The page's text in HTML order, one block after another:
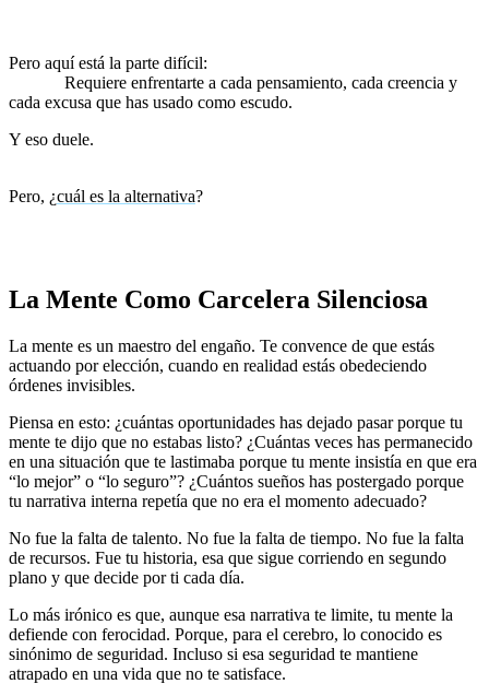
Pero aquí está la parte difícil:
Requiere enfrentarte a cada pensamiento, cada creencia y
cada excusa que has usado como escudo.
Y eso duele.
Pero, ¿cuál es la alternativa?
La Mente Como Carcelera Silenciosa
La mente es un maestro del engaño. Te convence de que estás
actuando por elección, cuando en realidad estás obedeciendo
órdenes invisibles.
Piensa en esto: ¿cuántas oportunidades has dejado pasar porque tu
mente te dijo que no estabas listo? ¿Cuántas veces has permanecido
en una situación que te lastimaba porque tu mente insistía en que era
“lo mejor” o “lo seguro”? ¿Cuántos sueños has postergado porque
tu narrativa interna repetía que no era el momento adecuado?
No fue la falta de talento. No fue la falta de tiempo. No fue la falta
de recursos. Fue tu historia, esa que sigue corriendo en segundo
plano y que decide por ti cada día.
Lo más irónico es que, aunque esa narrativa te limite, tu mente la
defiende con ferocidad. Porque, para el cerebro, lo conocido es
sinónimo de seguridad. Incluso si esa seguridad te mantiene
atrapado en una vida que no te satisface.